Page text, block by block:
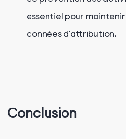
essentiel pour
données d'attribution.
Conclusion